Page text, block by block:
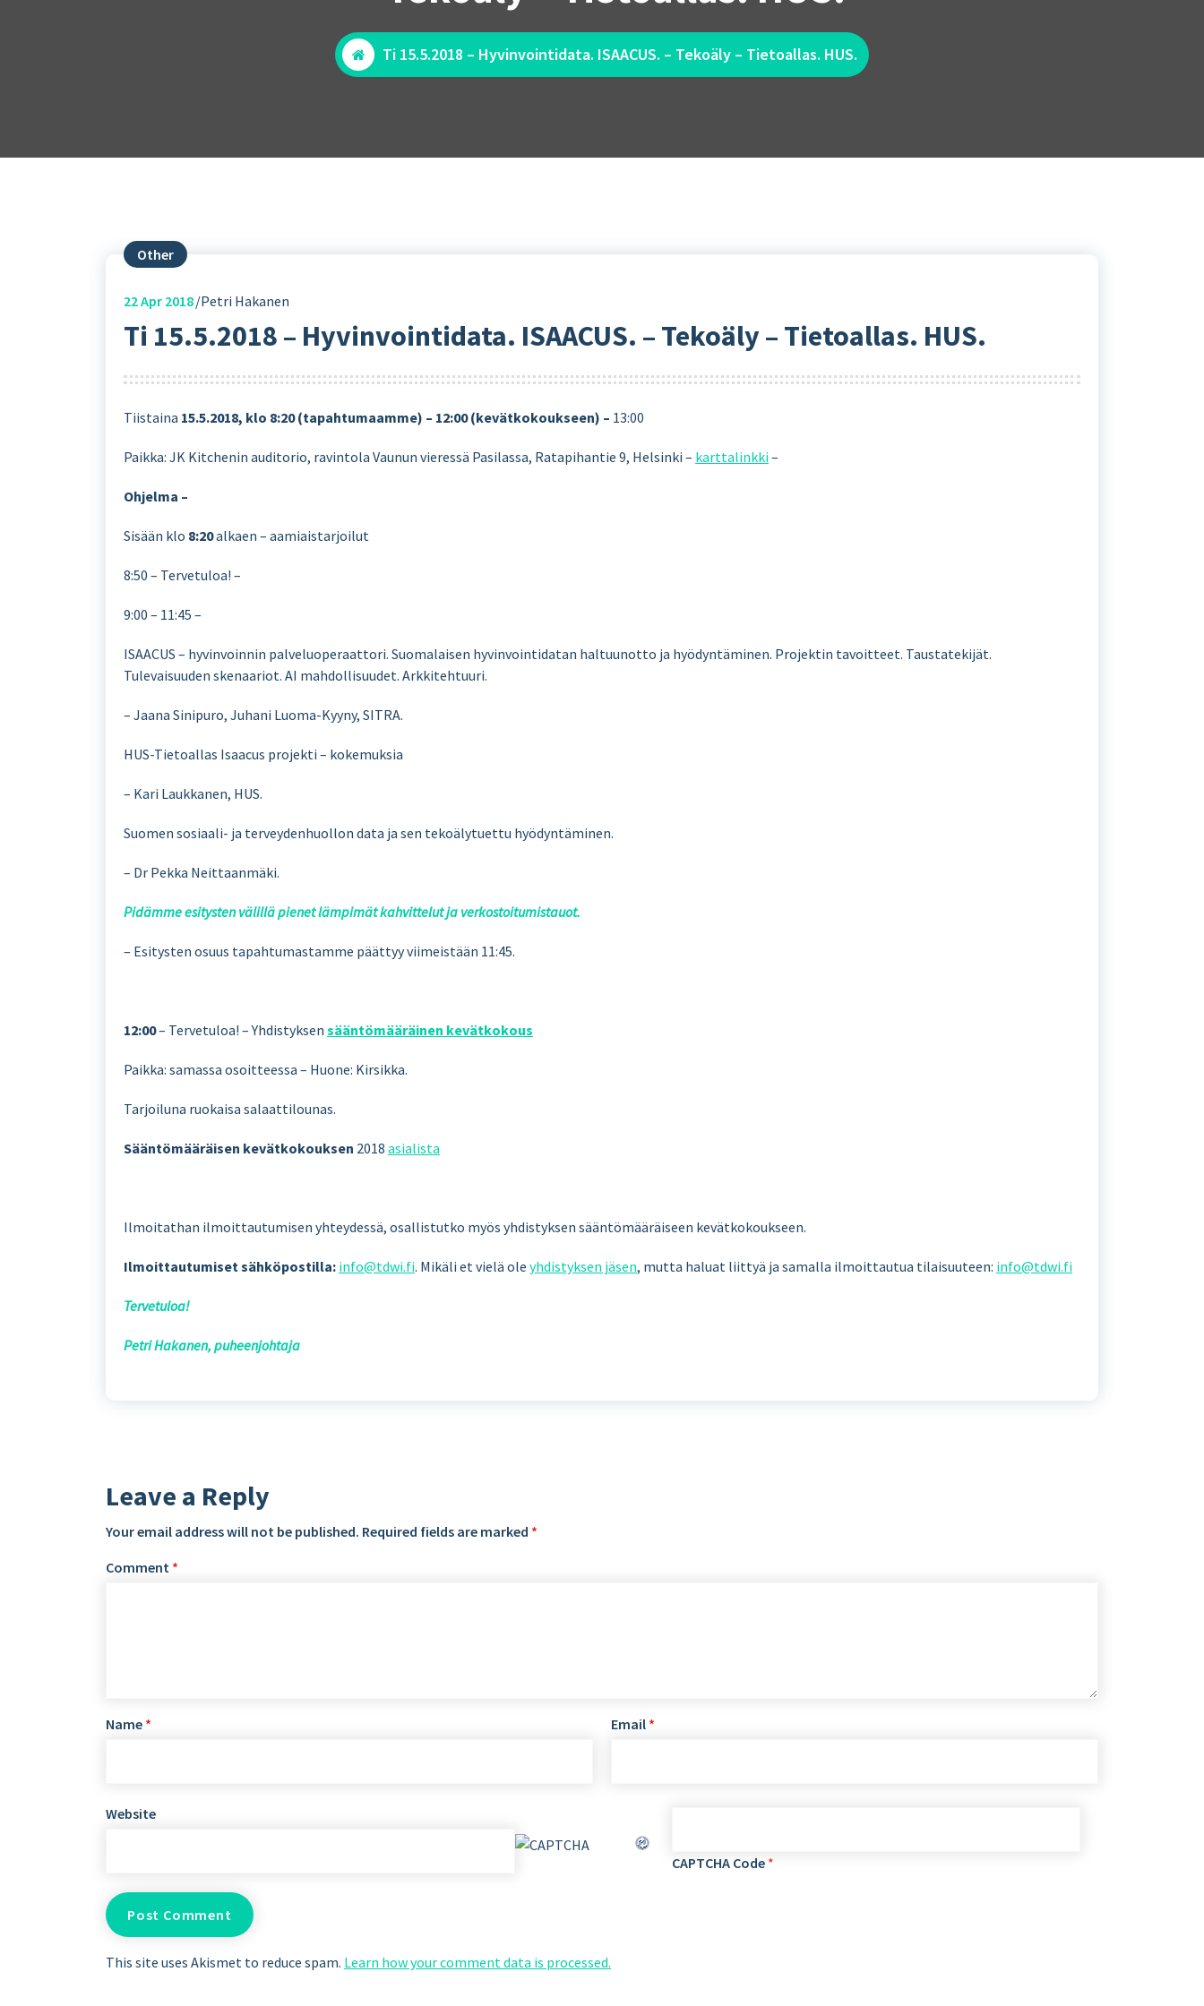
Ti 15.5.2018 – Hyvinvointidata. ISAACUS. – Tekoäly – Tietoallas. HUS.
Other
22Apr 2018 Petri Hakanen
Ti 15.5.2018 – Hyvinvointidata. ISAACUS. – Tekoäly – Tietoallas. HUS.
Tiistaina 15.5.2018, klo 8:20 (tapahtumaamme) – 12:00 (kevätkokoukseen) – 13:00
Paikka: JK Kitchenin auditorio, ravintola Vaunun vieressä Pasilassa, Ratapihantie 9, Helsinki – karttalinkki–
Ohjelma –
Sisään klo 8:20alkaen – aamiaistarjoilut
8:50 – Tervetuloa! –
9:00 – 11:45 –
ISAACUS – hyvinvoinnin palveluoperaattori. Suomalaisen hyvinvointidatan haltuunotto ja hyödyntäminen. Projektin tavoitteet. Taustatekijät.
Tulevaisuuden skenaariot. AI mahdollisuudet. Arkkitehtuuri.
– Jaana Sinipuro, Juhani Luoma-Kyyny, SITRA.
HUS-Tietoallas Isaacus projekti – kokemuksia
– Kari Laukkanen, HUS.
Suomen sosiaali- ja terveydenhuollon data ja sen tekoälytuettu hyödyntäminen.
– Dr Pekka Neittaanmäki.
Pidämme esitysten välillä pienet lämpimät kahvittelut ja verkostoitumistauot.
– Esitysten osuus tapahtumastamme päättyy viimeistään 11:45.
12:00– Tervetuloa! – Yhdistyksen sääntömääräinen kevätkokous
Paikka: samassa osoitteessa – Huone: Kirsikka.
Tarjoiluna ruokaisa salaattilounas.
Sääntömääräisen kevätkokouksen 2018 asialista
Ilmoitathan ilmoittautumisen yhteydessä, osallistutko myös yhdistyksen sääntömääräiseen kevätkokoukseen.
Ilmoittautumiset sähköpostilla: info@tdwi.fi. Mikäli et vielä ole yhdistyksen jäsen, mutta haluat liittyä ja samalla ilmoittautua tilaisuuteen: info@tdwi.fi
Tervetuloa!
Petri Hakanen, puheenjohtaja
Leave a Reply
Your email address will not be published. Required fields are marked *
Comment *
Name * Email *
Website
CAPTCHA Code*
This site uses Akismet to reduce spam. Learn how your comment data is processed.